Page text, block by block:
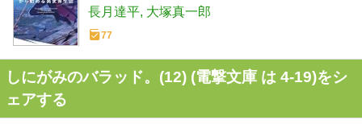
長月達平 大塚真一郎
77
しにがみのバラッド。(12) (電撃文庫 は 4-19)をシ
ェアする